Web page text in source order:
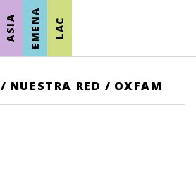
ASIA EMENA LAC
/ NUESTRA RED / OXFAM